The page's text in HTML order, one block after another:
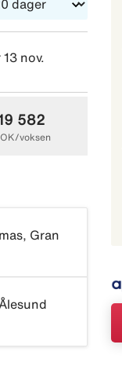
13 nov.
582
voksen
Gran